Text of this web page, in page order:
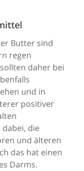
Butter sind
regen
daher bei
und in
positiver
die
und älteren
das hat einen
Darms.